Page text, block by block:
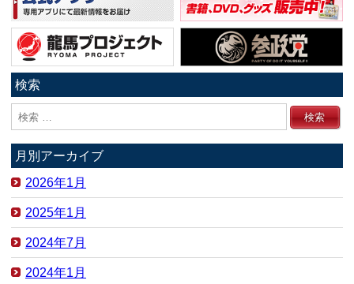
検索
月別アーカイブ
2026年1月
2025年1月
2024年7月
2024年1月